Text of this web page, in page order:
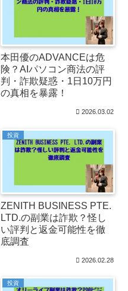
本田優のADVANCEは危
険？AIパソコン商法の評
判・詐欺疑惑・1日10万円
の真相を暴露！
2026.03.02
投資
ZENITH BUSINESS PTE.
LTD.の副業は詐欺？怪し
い評判と返金可能性を徹
底調査
2026.02.28
投資